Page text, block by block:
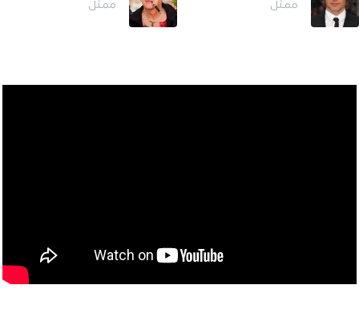
ممثل ممثل